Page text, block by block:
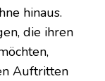
hinaus.
die ihren
Auftritten